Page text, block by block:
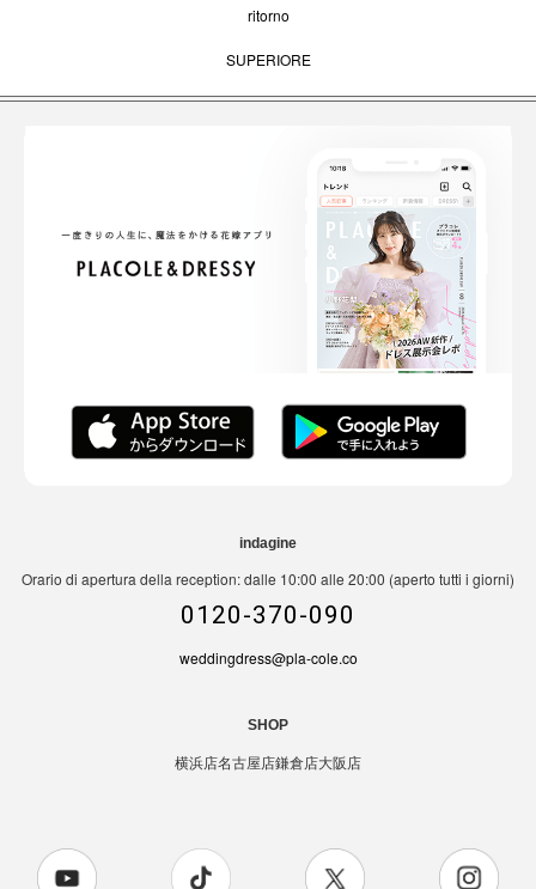
ritorno
SUPERIORE
indagine
Orario di apertura della reception: dalle 10:00 alle 20:00 (aperto tutti i giorni)
0120-370-090
weddingdress@pla-cole.co
SHOP
横浜店名古屋店鎌倉店大阪店